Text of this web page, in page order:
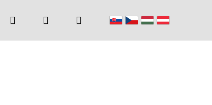
Kontakty
Hľadať PrihlásenieNákupný